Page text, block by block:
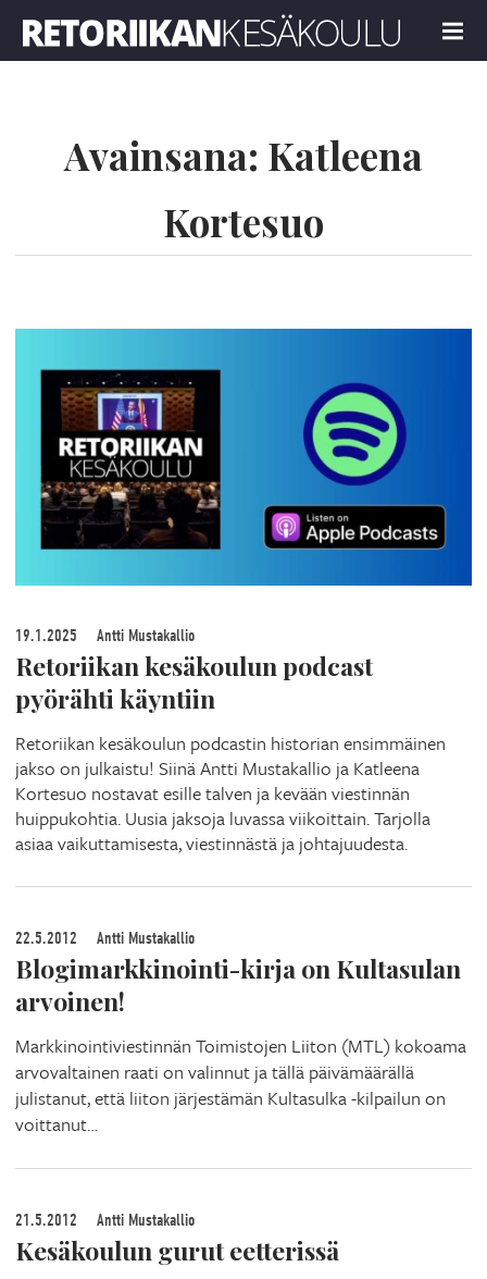
MENU
Avainsana: Katleena
Kortesuo
19.1.2025 Antti Mustakallio
Retoriikan kesäkoulun podcast
pyörähti käyntiin
Retoriikan kesäkoulun podcastin historian ensimmäinen
jakso on julkaistu! Siinä Antti Mustakallio ja Katleena
Kortesuo nostavat esille talven ja kevään viestinnän
huippukohtia. Uusia jaksoja luvassa viikoittain. Tarjolla
asiaa vaikuttamisesta, viestinnästä ja johtajuudesta.
22.5.2012 Antti Mustakallio
Blogimarkkinointi-kirja on Kultasulan
arvoinen!
Markkinointiviestinnän Toimistojen Liiton (MTL) kokoama
arvovaltainen raati on valinnut ja tällä päivämäärällä
julistanut, että liiton järjestämän Kultasulka -kilpailun on
voittanut…
21.5.2012 Antti Mustakallio
Kesäkoulun gurut eetterissä